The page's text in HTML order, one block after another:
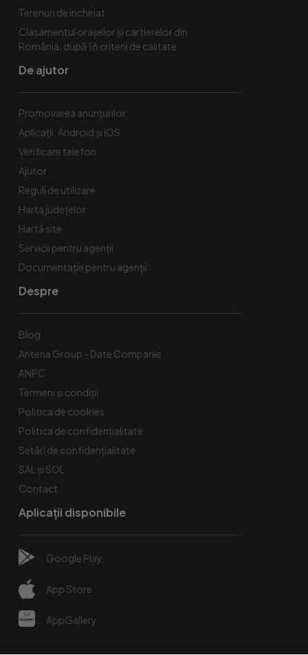
Terenuri de închiriat
Clasamentul orașelor și cartierelor din
România, după 16 criterii de calitate
De ajutor
Promovarea anunțurilor
Aplicații: Android și iOS
Verificare telefon
Ajutor
Reguli de utilizare
Harta județelor
Hartă site
Servicii pentru agenții
Documentație pentru agenții
Despre
Blog
Antena Group - Date Companie
ANPC
Termeni și condiții
Politica de cookies
Politica de confidențialitate
Setări de confidențialitate
SAL și SOL
Contact
Aplicații disponibile
Google Play
App Store
AppGallery